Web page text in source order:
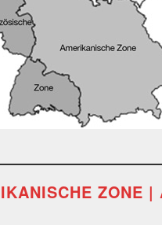
ZONE |